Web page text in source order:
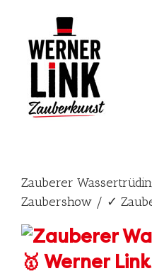
content
Zauberer
Zaubershow / ✓